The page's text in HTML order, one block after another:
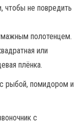
чтобы не повредить
полотенцем.
или
плёнка.
с